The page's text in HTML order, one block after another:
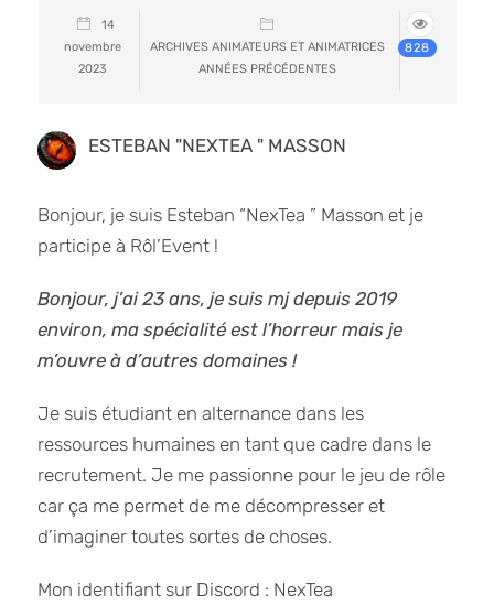
14
novembre
2023
ARCHIVES ANIMATEURS ET ANIMATRICES
ANNÉES PRÉCÉDENTES
828
ESTEBAN "NEXTEA " MASSON
Bonjour, je suis Esteban “NexTea ” Masson et je
participe à Rôl’Event !
Bonjour, j’ai 23 ans, je suis mj depuis 2019
environ, ma spécialité est l’horreur mais je
m’ouvre à d’autres domaines !
Je suis étudiant en alternance dans les
ressources humaines en tant que cadre dans le
recrutement. Je me passionne pour le jeu de rôle
car ça me permet de me décompresser et
d’imaginer toutes sortes de choses.
Mon identifiant sur Discord : NexTea